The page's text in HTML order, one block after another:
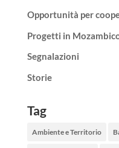
Opportunità per
Progetti in
Segnalazioni
Storie
Tag
Ambiente e Territorio